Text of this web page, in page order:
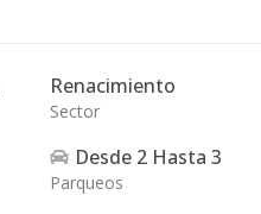
Renacimiento
Sector
Desde 2 Hasta 3
Parqueos